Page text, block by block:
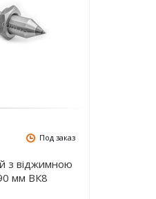
Под заказ
з віджимною
мм ВК8